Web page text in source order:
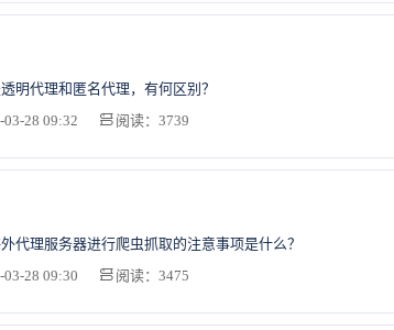
明代理和匿名代理，有何区别？
28 09:32
阅读：3739
代理服务器进行爬虫抓取的注意事项是什么？
28 09:30
阅读：3475